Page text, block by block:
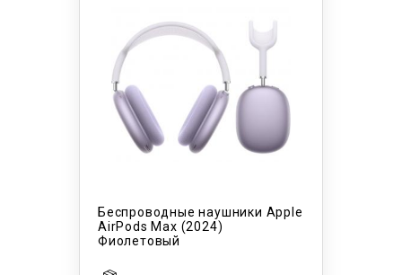
Беспроводные наушники Apple
AirPods Max (2024)
Фиолетовый